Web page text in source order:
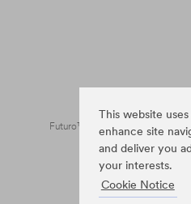
This website
enhance site
and deliver you
your interests.
Cookie Notice
Futuro™ es una marca comercial